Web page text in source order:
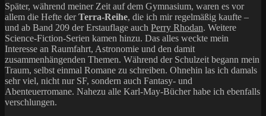
Später, während meiner Zeit auf dem Gymnasium, waren es vor
allem die Hefte derTerra-Reihe, die ich mir regelmäßig kaufte –
und ab Band 209 der Erstauflage auch Perry Rhodan. Weitere
Science-Fiction-Serien kamen hinzu. Das alles weckte mein
Interesse an Raumfahrt, Astronomie und den damit
zusammenhängenden Themen. Während der Schulzeit begann mein
Traum, selbst einmal Romane zu schreiben. Ohnehin las ich damals
sehr viel, nicht nur SF, sondern auch Fantasy- und
Abenteuerromane. Nahezu alle Karl-May-Bücher habe ich ebenfalls
verschlungen.